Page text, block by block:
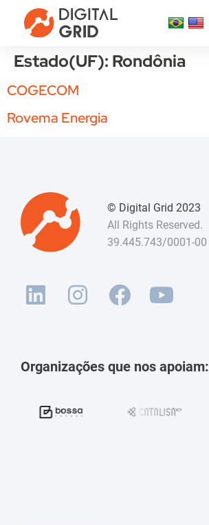
Estado(UF): Rondônia
COGECOM
Rovema Energia
© Digital Grid 2023
All Rights Reserved.
39.445.743/0001-00
Organizações que nos apoiam: